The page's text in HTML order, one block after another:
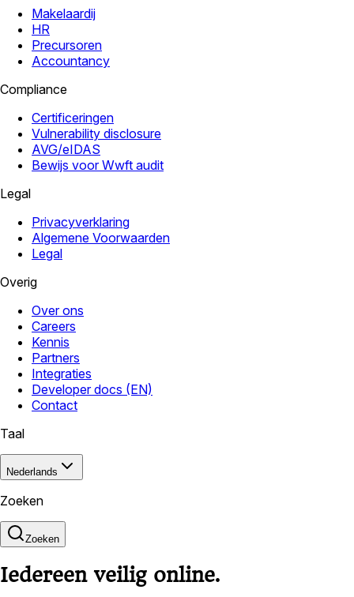
Makelaardij
HR
Precursoren
Accountancy
Compliance
Certificeringen
Vulnerability disclosure
AVG/eIDAS
Bewijs voor Wwft audit
Legal
Privacyverklaring
Algemene Voorwaarden
Legal
Overig
Over ons
Careers
Kennis
Partners
Integraties
Developer docs (EN)
Contact
Taal
Nederlands
Zoeken
Zoeken
Iedereen veilig online.